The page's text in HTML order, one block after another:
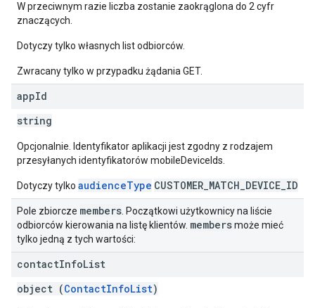
W przeciwnym razie liczba zostanie zaokrąglona do 2 cyfr
znaczących.
Dotyczy tylko własnych list odbiorców.
Zwracany tylko w przypadku żądania GET.
appId
string
Opcjonalnie. Identyfikator aplikacji jest zgodny z rodzajem
przesyłanych identyfikatorów mobileDeviceIds.
Dotyczy tylko audienceType CUSTOMER_MATCH_DEVICE_ID
Pole zbiorcze members . Początkowi użytkownicy na liście
odbiorców kierowania na listę klientów. membersmoże mieć
tylko jedną z tych wartości:
contactInfoList
object (ContactInfoList)